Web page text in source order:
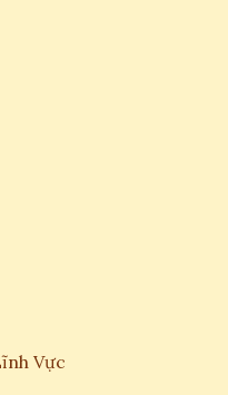
Vực